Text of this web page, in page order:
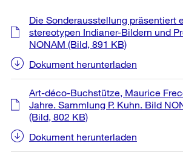
Weitere
Informationen
Die Sonderausstellung präsentiert
stereotypen Indianer-Bildern und
NONAM (Bild, 891 KB)
Dokument herunterladen
Art-déco-Buchstütze, Maurice
Jahre. Sammlung P. Kuhn. Bild
(Bild, 802 KB)
Dokument herunterladen